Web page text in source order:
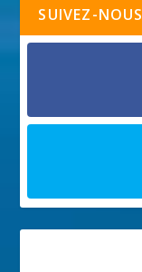
SUIVEZ-NOUS